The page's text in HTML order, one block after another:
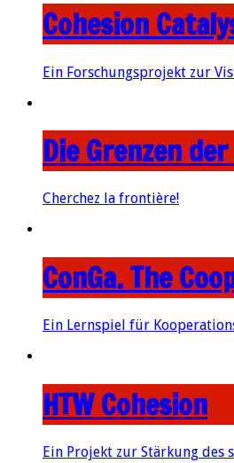
Cohesion
Ein Forschungsprojekt zur
Die Grenzen
Cherchez la frontière!
ConGa. The
Ein Lernspiel für
HTW Cohesion
Ein Projekt zur Stärkung des